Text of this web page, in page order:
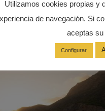
Utilizamos cookies propias y
de navegación. Si
aceptas
Configurar